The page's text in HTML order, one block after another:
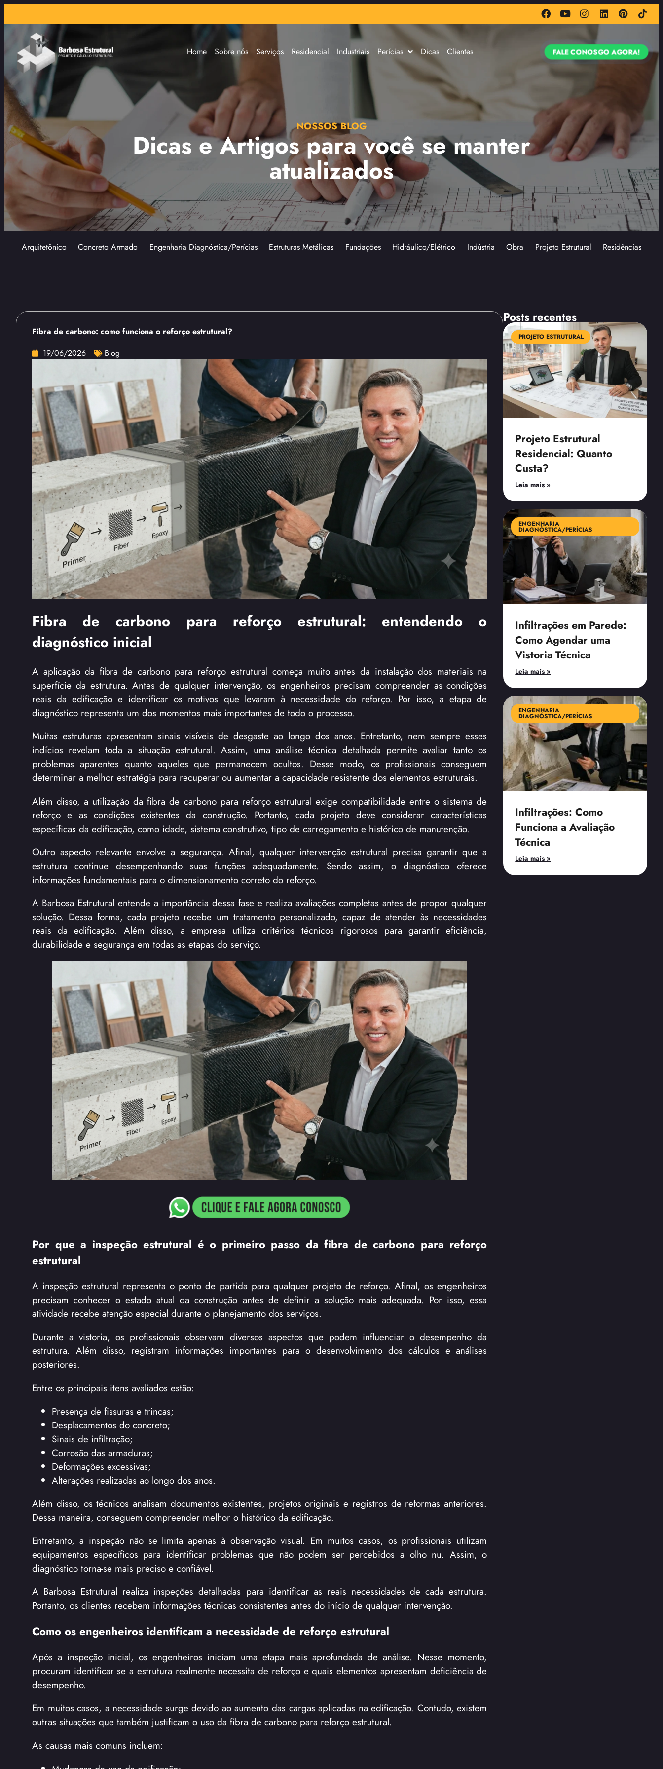
Home Sobre nós Serviços Residencial Industriais Perícias Dicas Clientes FALE CONOSGO AGORA!
NOSSOS BLOG
Dicas e Artigos para você se manter
atualizados
Arquitetônico Concreto Armado Engenharia Diagnóstica/Perícias Estruturas Metálicas Fundações Hidráulico/Elétrico Indústria Obra Projeto Estrutural Residências
Fibra de carbono: como funciona o reforço estrutural?
19/06/2026
Blog
Fibra de carbono para reforço estrutural: entendendo o
diagnóstico inicial
A aplicação da fibra de carbono para reforço estrutural começa muito antes da instalação dos materiais na
superfície da estrutura. Antes de qualquer intervenção, os engenheiros precisam compreender as condições
reais da edificação e identificar os motivos que levaram à necessidade do reforço. Por isso, a etapa de
diagnóstico representa um dos momentos mais importantes de todo o processo.
Muitas estruturas apresentam sinais visíveis de desgaste ao longo dos anos. Entretanto, nem sempre esses
indícios revelam toda a situação estrutural. Assim, uma análise técnica detalhada permite avaliar tanto os
problemas aparentes quanto aqueles que permanecem ocultos. Desse modo, os profissionais conseguem
determinar a melhor estratégia para recuperar ou aumentar a capacidade resistente dos elementos estruturais.
Além disso, a utilização da fibra de carbono para reforço estrutural exige compatibilidade entre o sistema de
reforço e as condições existentes da construção. Portanto, cada projeto deve considerar características
específicas da edificação, como idade, sistema construtivo, tipo de carregamento e histórico de manutenção.
Outro aspecto relevante envolve a segurança. Afinal, qualquer intervenção estrutural precisa garantir que a
estrutura continue desempenhando suas funções adequadamente. Sendo assim, o diagnóstico oferece
informações fundamentais para o dimensionamento correto do reforço.
A Barbosa Estrutural entende a importância dessa fase e realiza avaliações completas antes de propor qualquer
solução. Dessa forma, cada projeto recebe um tratamento personalizado, capaz de atender às necessidades
reais da edificação. Além disso, a empresa utiliza critérios técnicos rigorosos para garantir eficiência,
durabilidade e segurança em todas as etapas do serviço.
Por que a inspeção estrutural é o primeiro passo da fibra de carbono para reforço
estrutural
A inspeção estrutural representa o ponto de partida para qualquer projeto de reforço. Afinal, os engenheiros
precisam conhecer o estado atual da construção antes de definir a solução mais adequada. Por isso, essa
atividade recebe atenção especial durante o planejamento dos serviços.
Durante a vistoria, os profissionais observam diversos aspectos que podem influenciar o desempenho da
estrutura. Além disso, registram informações importantes para o desenvolvimento dos cálculos e análises
posteriores.
Entre os principais itens avaliados estão:
Presença de fissuras e trincas;
Desplacamentos do concreto;
Sinais de infiltração;
Corrosão das armaduras;
Deformações excessivas;
Alterações realizadas ao longo dos anos.
Além disso, os técnicos analisam documentos existentes, projetos originais e registros de reformas anteriores.
Dessa maneira, conseguem compreender melhor o histórico da edificação.
Entretanto, a inspeção não se limita apenas à observação visual. Em muitos casos, os profissionais utilizam
equipamentos específicos para identificar problemas que não podem ser percebidos a olho nu. Assim, o
diagnóstico torna-se mais preciso e confiável.
A Barbosa Estrutural realiza inspeções detalhadas para identificar as reais necessidades de cada estrutura.
Portanto, os clientes recebem informações técnicas consistentes antes do início de qualquer intervenção.
Como os engenheiros identificam a necessidade de reforço estrutural
Após a inspeção inicial, os engenheiros iniciam uma etapa mais aprofundada de análise. Nesse momento,
procuram identificar se a estrutura realmente necessita de reforço e quais elementos apresentam deficiência de
desempenho.
Em muitos casos, a necessidade surge devido ao aumento das cargas aplicadas na edificação. Contudo, existem
outras situações que também justificam o uso da fibra de carbono para reforço estrutural.
As causas mais comuns incluem:
Posts recentes
PROJETO ESTRUTURAL
Projeto Estrutural
Residencial: Quanto
Custa?
Leia mais »
ENGENHARIA
DIAGNÓSTICA/PERÍCIAS
Infiltrações em Parede:
Como Agendar uma
Vistoria Técnica
Leia mais »
ENGENHARIA
DIAGNÓSTICA/PERÍCIAS
Infiltrações: Como
Funciona a Avaliação
Técnica
Leia mais »